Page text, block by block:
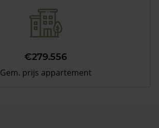
€279.556
Gem. prijs appartement